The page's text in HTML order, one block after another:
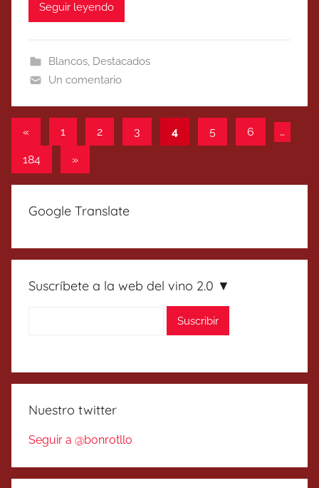
Seguir leyendo
Blancos, Destacados
Un comentario
Paginación
de
entradas
«Entradas
1 2 3 4 5 6 …
184
Entradas
»
Google Translate
Suscríbete a la web del vino 2.0 ▼
Nuestro twitter
Seguir a @bonrotllo